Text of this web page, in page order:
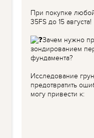
При покупке
35FS до 15 августа!
Зачем нужно
зондированием
фундамента?
Исследование
предотвратить
могу привести к: